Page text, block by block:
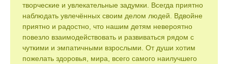
творческие и увлекательные задумки. Всегда приятно
наблюдать увлечённых своим делом людей. Вдвойне
приятно и радостно, что нашим детям невероятно
повезло взаимодействовать и развиваться рядом с
чуткими и эмпатичными взрослыми. От души хотим
пожелать здоровья, мира, всего самого наилучшего